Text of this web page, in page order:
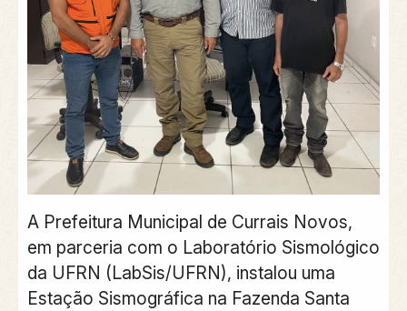
A Prefeitura Municipal de Currais Novos,
em parceria com o Laboratório Sismológico
da UFRN (LabSis/UFRN), instalou uma
Estação Sismográfica na Fazenda Santa